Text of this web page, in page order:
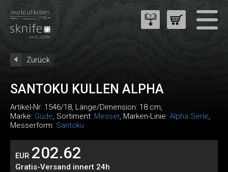
Zurück
SANTOKU KULLEN ALPHA
Artikel-Nr: 1546/18, Länge/Dimension: 18 cm,
Marke: Güde, Sortiment: Messer, Marken-Linie: Alpha Serie,
Messerform: Santoku
EUR 202.62
Gratis-Versand innert 24h